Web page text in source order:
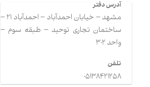
آدرس دفتر
مشهد – خیابان احمدآباد – احمدآباد 21 –
ساختمان تجاری توحید – طبقه سوم –
واحد 302
تلفن
05138421258